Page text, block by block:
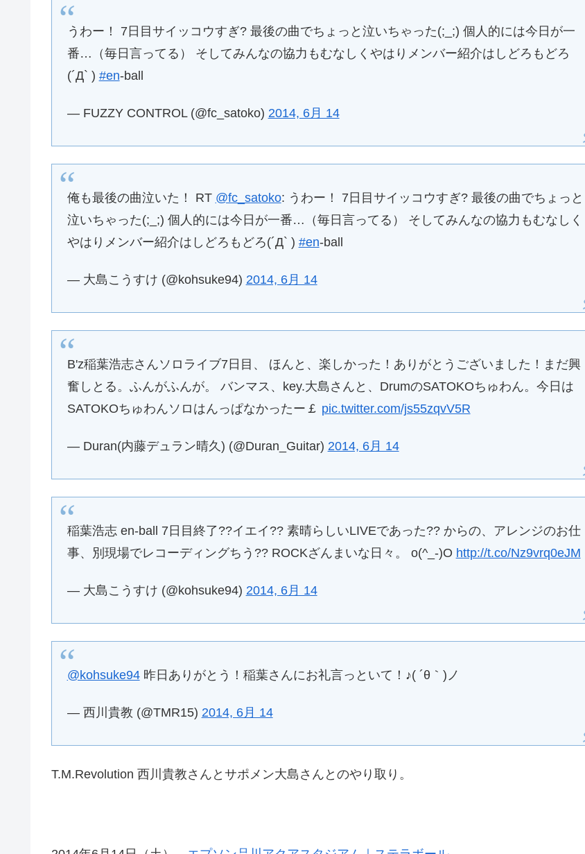
うわー！ 7日目サイッコウすぎ? 最後の曲でちょっと泣いちゃった(;_;) 個人的には今日が一
番…（毎日言ってる） そしてみんなの協力もむなしくやはりメンバー紹介はしどろもどろ
(´Д` ) #en-ball
— FUZZY CONTROL (@fc_satoko) 2014, 6月 14
俺も最後の曲泣いた！ RT @fc_satoko: うわー！ 7日目サイッコウすぎ? 最後の曲でちょっと
泣いちゃった(;_;) 個人的には今日が一番…（毎日言ってる） そしてみんなの協力もむなしく
やはりメンバー紹介はしどろもどろ(´Д` ) #en-ball
— 大島こうすけ (@kohsuke94) 2014, 6月 14
B'z稲葉浩志さんソロライブ7日目、 ほんと、楽しかった！ありがとうございました！まだ興
奮しとる。ふんがふんが。 バンマス、key.大島さんと、DrumのSATOKOちゅわん。今日は
SATOKOちゅわんソロはんっぱなかったー￡ pic.twitter.com/js55zqvV5R
— Duran(内藤デュラン晴久) (@Duran_Guitar) 2014, 6月 14
稲葉浩志 en-ball 7日目終了??イエイ?? 素晴らしいLIVEであった?? からの、アレンジのお仕
事、別現場でレコーディングちう?? ROCKざんまいな日々。 o(^_-)O http://t.co/Nz9vrq0eJM
— 大島こうすけ (@kohsuke94) 2014, 6月 14
@kohsuke94昨日ありがとう！稲葉さんにお礼言っといて！♪( ´θ｀)ノ
— 西川貴教 (@TMR15) 2014, 6月 14
T.M.Revolution 西川貴教さんとサポメン大島さんとのやり取り。